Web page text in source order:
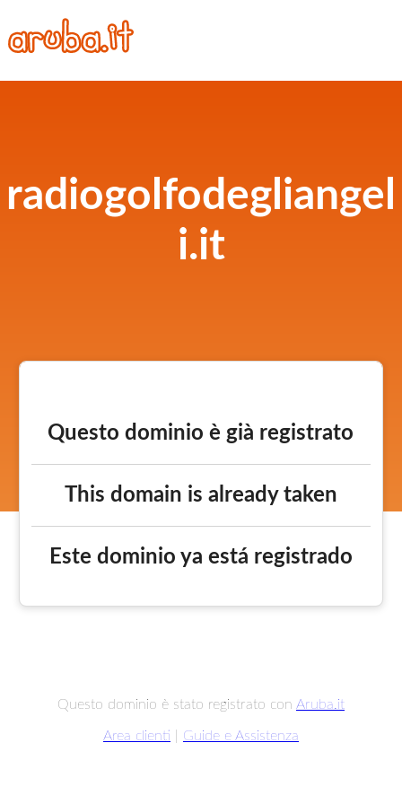
radiogolfodegliangel
i.it
Questo dominio è già registrato
This domain is already taken
Este dominio ya está registrado
Questo dominio è stato registrato con Aruba.it
Area clienti Guide e Assistenza